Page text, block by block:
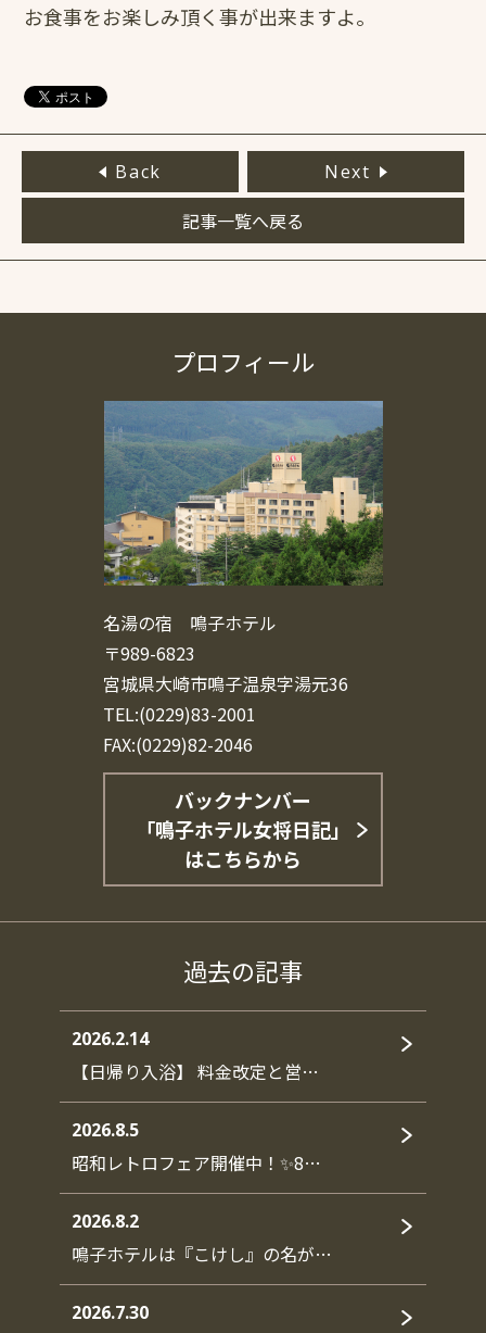
お食事をお楽しみ頂く事が出来ますよ。
Back Next
記事一覧へ戻る
プロフィール
名湯の宿 鳴子ホテル
〒989-6823
宮城県大崎市鳴子温泉字湯元36
TEL:(0229)83-2001
FAX:(0229)82-2046
バックナンバー
「鳴子ホテル女将日記」
はこちらから
過去の記事
2026.2.14
【日帰り入浴】 料金改定と営…
2026.8.5
昭和レトロフェア開催中！✨8…
2026.8.2
鳴子ホテルは『こけし』の名が…
2026.7.30